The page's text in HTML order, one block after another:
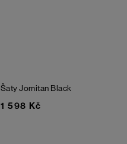
Šaty Jomitan Black
1 598 Kč